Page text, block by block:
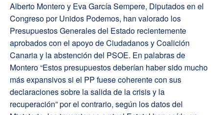
Alberto Montero y Eva García Sempere, Diputados en el
Congreso por Unidos Podemos, han valorado los
Presupuestos Generales del Estado recientemente
aprobados con el apoyo de Ciudadanos y Coalición
Canaria y la abstención del PSOE. En palabras de
Montero “Estos presupuestos deberían haber sido mucho
más expansivos si el PP fuese coherente con sus
declaraciones sobre la salida de la crisis y la
recuperación” por el contrario, según los datos del